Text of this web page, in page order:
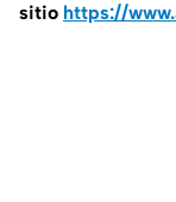
sitio https://